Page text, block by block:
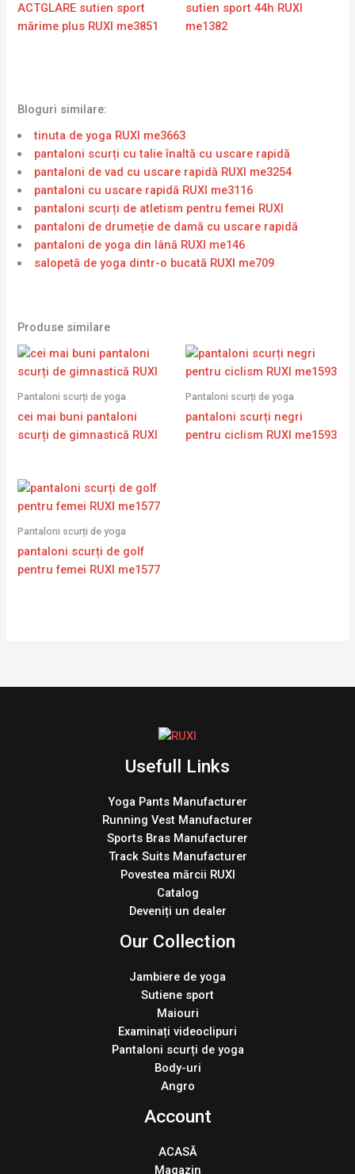
ACTGLARE sutien sport
mărime plus RUXI me3851
sutien sport 44h RUXI
me1382
Bloguri similare:
tinuta de yoga RUXI me3663
pantaloni scurți cu talie înaltă cu uscare rapidă
pantaloni de vad cu uscare rapidă RUXI me3254
pantaloni cu uscare rapidă RUXI me3116
pantaloni scurți de atletism pentru femei RUXI
pantaloni de drumeție de damă cu uscare rapidă
pantaloni de yoga din lână RUXI me146
salopetă de yoga dintr-o bucată RUXI me709
Produse similare
Pantaloni scurți de yoga
cei mai buni pantaloni
scurți de gimnastică RUXI
Pantaloni scurți de yoga
pantaloni scurți negri
pentru ciclism RUXI me1593
Pantaloni scurți de yoga
pantaloni scurți de golf
pentru femei RUXI me1577
Usefull Links
Yoga Pants Manufacturer
Running Vest Manufacturer
Sports Bras Manufacturer
Track Suits Manufacturer
Povestea mărcii RUXI
Catalog
Deveniți un dealer
Our Collection
Jambiere de yoga
Sutiene sport
Maiouri
Examinați videoclipuri
Pantaloni scurți de yoga
Body-uri
Angro
Account
ACASĂ
Magazin